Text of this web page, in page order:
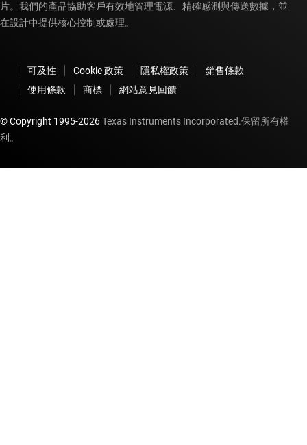
片。我們的產品協助客戶有效地管理電源、精確感測與傳送數據，並
在設計中提供核心控制或處理。
可及性 Cookie 政策 隱私權政策
銷售條款
使用條款
商標 網站意見回饋
© Copyright 1995-2026Texas Instruments Incorporated.保留所有權
利。